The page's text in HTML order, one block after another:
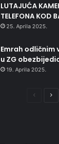
LUTAJUĆA
TELEFONA KOD
25. Aprila 2025.
Emrah odličnim
u ZG
19. Aprila 2025.
Prethodna